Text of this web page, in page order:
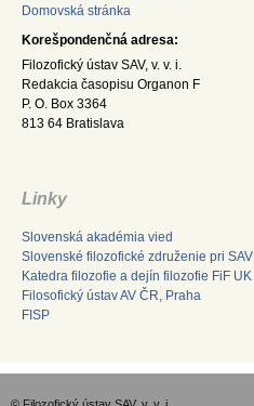
Domovská stránka
Korešpondenčná adresa:
Filozofický ústav SAV, v. v. i.
Redakcia časopisu Organon F
P. O. Box 3364
813 64 Bratislava
Linky
Slovenská akadémia vied
Slovenské filozofické združenie pri SAV
Katedra filozofie a dejín filozofie FiF UK
Filosofický ústav AV ČR, Praha
FISP